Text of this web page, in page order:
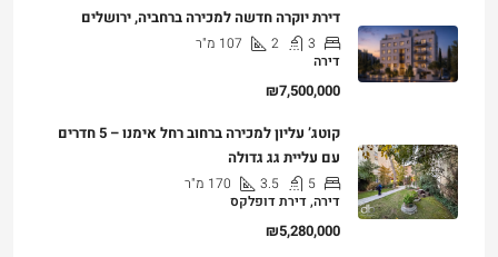
דירת יוקרה חדשה למכירה ברחביה, ירושלים
3
2
107 מ"ר
דירה
₪7,500,000
קוטג’ עליון למכירה ברחוב רחל אימנו – 5 חדרים
עם עליית גג גדולה
5
3.5
170 מ"ר
דירה, דירת דופלקס
₪5,280,000